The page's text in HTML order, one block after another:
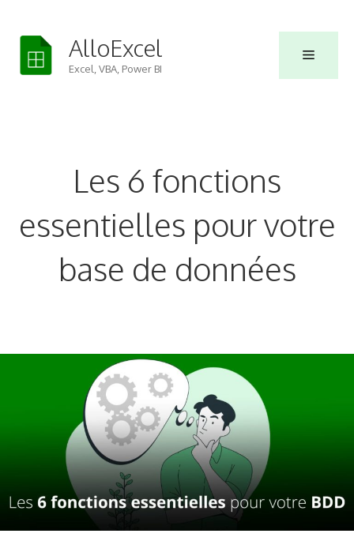
content
AlloExcel
Excel, VBA, Power BI
Menu
Les 6 fonctions
essentielles pour votre
base de données